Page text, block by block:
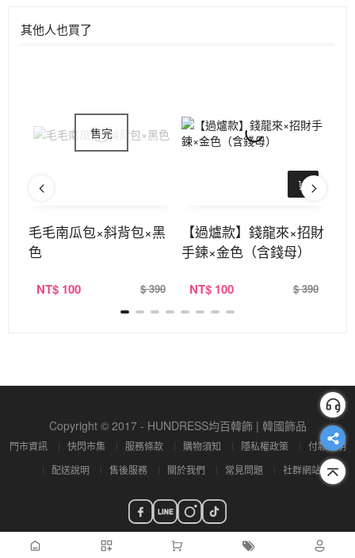
其他人也買了
毛毛南瓜包×斜背包×黑
色
NT$ 100 $ 390
【過爐款】錢龍來×招財
手鍊×金色（含錢母）
NT$ 100 $ 390
Copyright © 2017 - HUNDRESS均百韓飾 | 韓國飾品
門市資訊 快閃市集 服務條款 購物須知 隱私權政策
付款說明
配送說明
售後服務 關於我們 常見問題 社群網站